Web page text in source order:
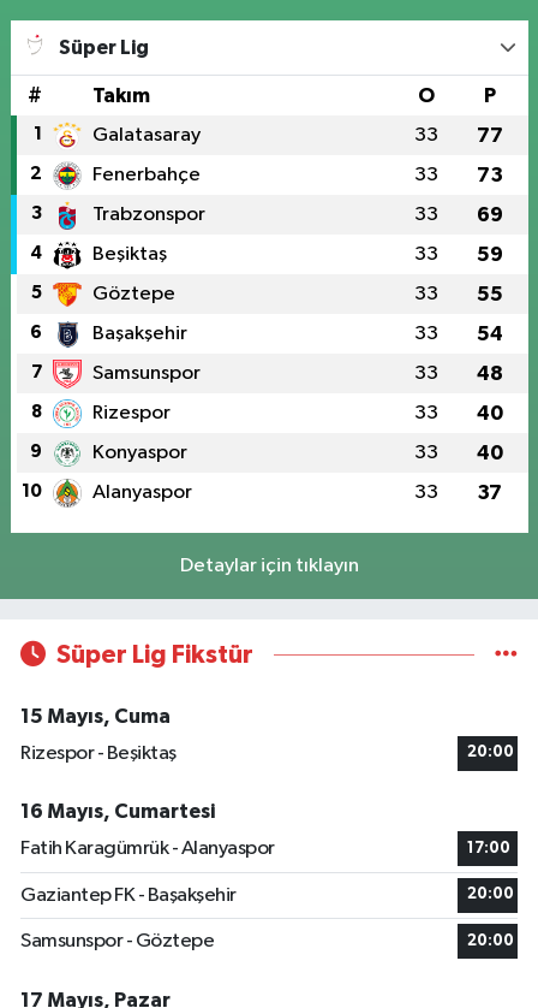
Süper Lig
# Takım O P
1 Galatasaray 33 77
2 Fenerbahçe 33 73
3 Trabzonspor 33 69
4 Beşiktaş 33 59
5 Göztepe 33 55
6 Başakşehir 33 54
7 Samsunspor 33 48
8 Rizespor 33 40
9 Konyaspor 33 40
10 Alanyaspor 33 37
Detaylar için tıklayın
Süper Lig Fikstür
15 Mayıs, Cuma
Rizespor - Beşiktaş
20:00
16 Mayıs, Cumartesi
Fatih Karagümrük - Alanyaspor
17:00
Gaziantep FK - Başakşehir 20:00
Samsunspor - Göztepe 20:00
17 Mayıs, Pazar